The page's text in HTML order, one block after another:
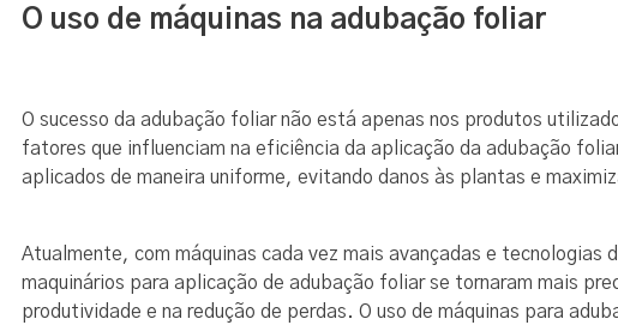
O uso de máquinas na adubação foliar
O sucesso da adubação foliar não está apenas nos produtos
fatores que influenciam na eficiência da aplicação da adubação
aplicados de maneira uniforme, evitando danos às plantas e
Atualmente, com máquinas cada vez mais avançadas e
maquinários para aplicação de adubação foliar se tornaram mais
produtividade e na redução de perdas. O uso de máquinas para